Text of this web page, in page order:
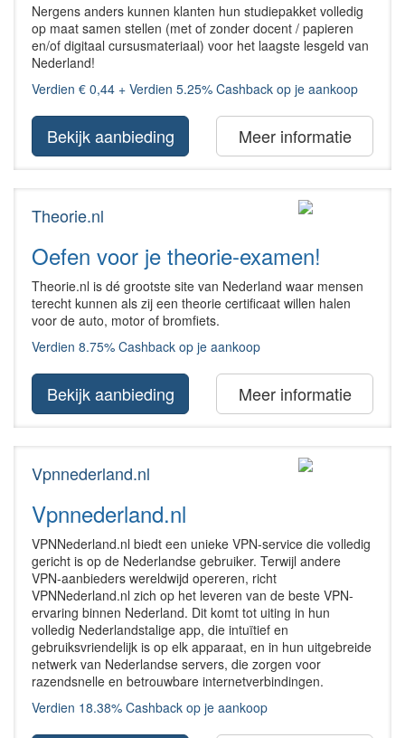
Nergens anders kunnen klanten hun studiepakket volledig
op maat samen stellen (met of zonder docent / papieren
en/of digitaal cursusmateriaal) voor het laagste lesgeld van
Nederland!
Verdien € 0,44 + Verdien 5.25% Cashback op je aankoop
Bekijk aanbieding Meer informatie
Theorie.nl
Oefen voor je theorie-examen!
Theorie.nl is dé grootste site van Nederland waar mensen
terecht kunnen als zij een theorie certificaat willen halen
voor de auto, motor of bromfiets.
Verdien 8.75% Cashback op je aankoop
Bekijk aanbieding Meer informatie
Vpnnederland.nl
Vpnnederland.nl
VPNNederland.nl biedt een unieke VPN-service die volledig
gericht is op de Nederlandse gebruiker. Terwijl andere
VPN-aanbieders wereldwijd opereren, richt
VPNNederland.nl zich op het leveren van de beste VPN-
ervaring binnen Nederland. Dit komt tot uiting in hun
volledig Nederlandstalige app, die intuïtief en
gebruiksvriendelijk is op elk apparaat, en in hun uitgebreide
netwerk van Nederlandse servers, die zorgen voor
razendsnelle en betrouwbare internetverbindingen.
Verdien 18.38% Cashback op je aankoop